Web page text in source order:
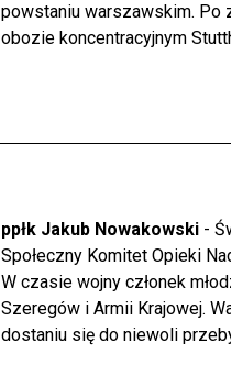
powstaniu warszawskim. Po
obozie koncentracyjnym
ppłk Jakub Nowakowski -
Społeczny Komitet Opieki
W czasie wojny członek
Szeregów i Armii Krajowej.
dostaniu się do niewoli